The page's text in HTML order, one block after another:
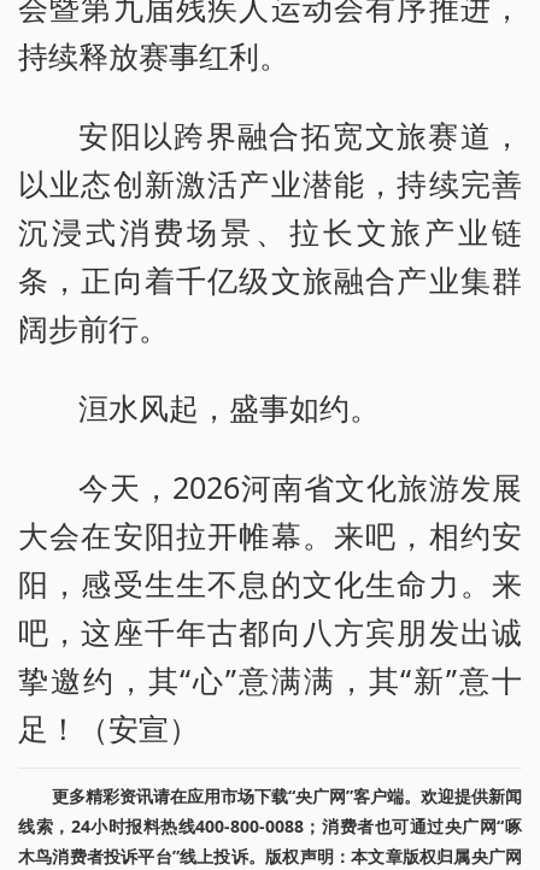
持续释放赛事红利。
安阳以跨界融合拓宽文旅赛道，
以业态创新激活产业潜能，持续完善
沉浸式消费场景、拉长文旅产业链
条，正向着千亿级文旅融合产业集群
阔步前行。
洹水风起，盛事如约。
今天，2026河南省文化旅游发展
大会在安阳拉开帷幕。来吧，相约安
阳，感受生生不息的文化生命力。来
吧，这座千年古都向八方宾朋发出诚
挚邀约，其“心”意满满，其“新”意十
足！（安宣）
更多精彩资讯请在应用市场下载“央广网”客户端。欢迎提供新闻
线索，24小时报料热线400-800-0088；消费者也可通过央广网“啄
木鸟消费者投诉平台”线上投诉。版权声明：本文章版权归属央广网